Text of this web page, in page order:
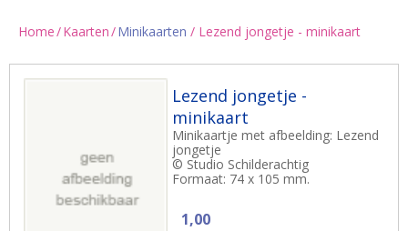
Home/Kaarten/Minikaarten / Lezend jongetje - minikaart
Lezend jongetje -
minikaart
Minikaartje met afbeelding: Lezend
jongetje
© Studio Schilderachtig
Formaat: 74 x 105 mm.
1,00